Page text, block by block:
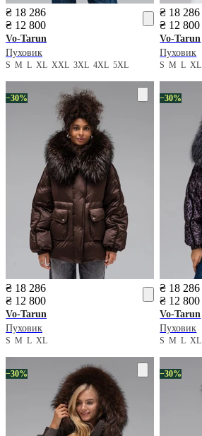
₴ 18 286
₴ 12 800
Vo-Tarun
Пуховик
S M L XL XXL 3XL 4XL 5XL
₴ 18 286
₴ 12 800
Vo-Tarun
Пуховик
SMLXL
−30%
₴ 18 286
₴ 12 800
Vo-Tarun
Пуховик
S M L XL
−30%
₴ 18 286
₴ 12 800
Vo-Tarun
Пуховик
SMLXL
−30% −30%